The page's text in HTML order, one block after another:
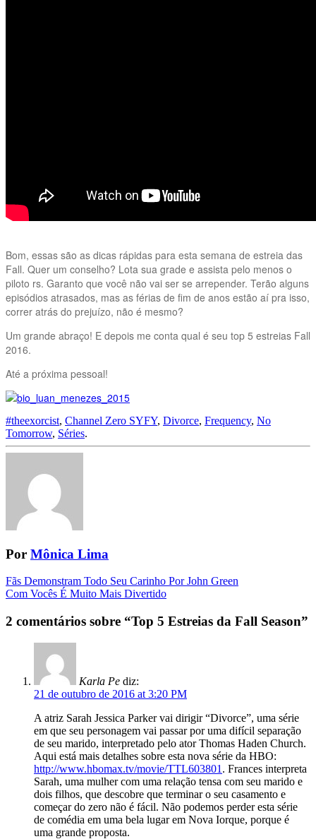
Bom, essas são as dicas rápidas para esta semana de estreia das
Fall. Quer um conselho? Lota sua grade e assista pelo menos o
piloto rs. Garanto que você não vai ser se arrepender. Terão alguns
episódios atrasados, mas as férias de fim de anos estão aí pra isso,
correr atrás do prejuízo, não é mesmo?
Um grande abraço! E depois me conta qual é seu top 5 estreias Fall
2016.
Até a próxima pessoal!
#theexorcist, Channel Zero SYFY, Divorce, Frequency, No
Tomorrow, Séries.
Por Mônica Lima
Navegação
da
Postagem
Fãs Demonstram Todo Seu Carinho Por John Green
Com Vocês É Muito Mais Divertido
2 comentários sobre “Top 5 Estreias da Fall Season”
Karla Pe diz:
21 de outubro de 2016 at 3:20 PM
A atriz Sarah Jessica Parker vai dirigir “Divorce”, uma série
em que seu personagem vai passar por uma difícil separação
de seu marido, interpretado pelo ator Thomas Haden Church.
Aqui está mais detalhes sobre esta nova série da HBO:
http://www.hbomax.tv/movie/TTL603801 . Frances interpreta
Sarah, uma mulher com uma relação tensa com seu marido e
dois filhos, que descobre que terminar o seu casamento e
começar do zero não é fácil. Não podemos perder esta série
de comédia em uma bela lugar em Nova Iorque, porque é
uma grande proposta.